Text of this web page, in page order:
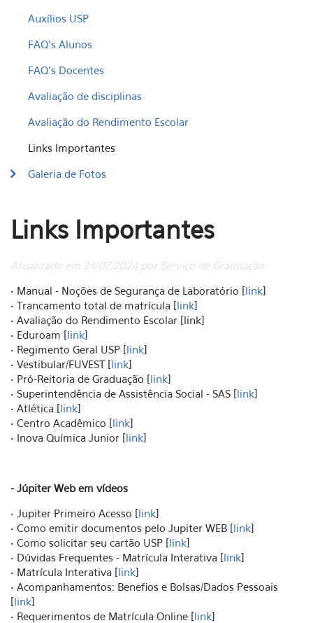
Auxílios USP
FAQ's Alunos
FAQ's Docentes
Avaliação de disciplinas
Avaliação do Rendimento Escolar
Links Importantes
Galeria de Fotos
Links Importantes
Atualizado em 24/07/2024 por Serviço de Graduação
• Manual - Noções de Segurança de Laboratório [link]
• Trancamento total de matrícula [link]
• Avaliação do Rendimento Escolar [link]
• Eduroam [link]
• Regimento Geral USP [link]
• Vestibular/FUVEST [link]
• Pró-Reitoria de Graduação [link]
• Superintendência de Assistência Social - SAS [link]
• Atlética [link]
• Centro Acadêmico [link]
• Inova Química Junior [link]
- Júpiter Web em vídeos
• Jupiter Primeiro Acesso [link]
• Como emitir documentos pelo Jupiter WEB [link]
• Como solicitar seu cartão USP [link]
• Dúvidas Frequentes - Matrícula Interativa [link]
• Matrícula Interativa [link]
• Acompanhamentos: Benefios e Bolsas/Dados Pessoais
[link]
• Requerimentos de Matrícula Online [link]